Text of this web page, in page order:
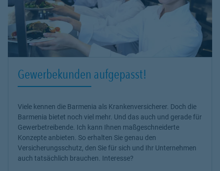
Gewerbekunden aufgepasst!
Viele kennen die Barmenia als Krankenversicherer. Doch die
Barmenia bietet noch viel mehr. Und das auch und gerade für
Gewerbetreibende. Ich kann Ihnen maßgeschneiderte
Konzepte anbieten. So erhalten Sie genau den
Versicherungsschutz, den Sie für sich und Ihr Unternehmen
auch tatsächlich brauchen. Interesse?